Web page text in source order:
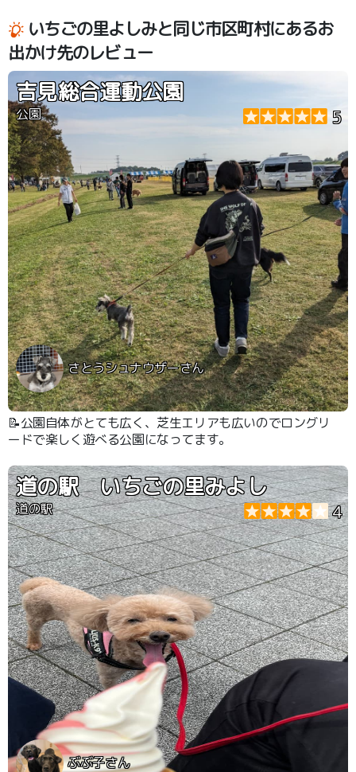
いちごの里よしみと同じ市区町村にあるお
出かけ先のレビュー
吉見総合運動公園
公園 5
さとうシュナウザーさん
📝公園自体がとても広く、芝生エリアも広いのでロングリ
ードで楽しく遊べる公園になってます。
道の駅 いちごの里みよし
道の駅 4
ぶぶ子さん